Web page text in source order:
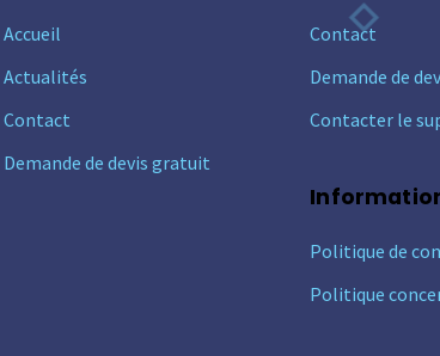
Accueil
Actualités
Contact
Demande de devis gratuit
Contact
Demande de
Contacter le
Politique de
Politique